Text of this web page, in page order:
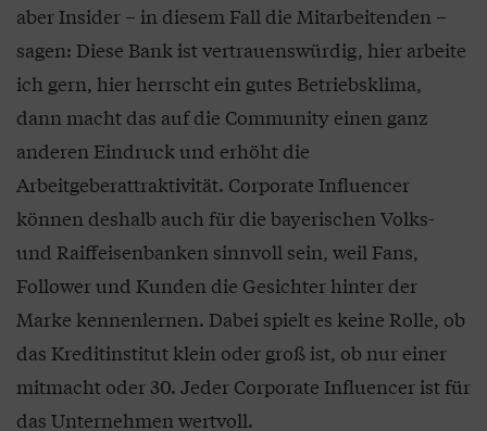
aber Insider – in diesem Fall die Mitarbeitenden –
sagen: Diese Bank ist vertrauenswürdig, hier arbeite
ich gern, hier herrscht ein gutes Betriebsklima,
dann macht das auf die Community einen ganz
anderen Eindruck und erhöht die
Arbeitgeberattraktivität. Corporate Influencer
können deshalb auch für die bayerischen Volks-
und Raiffeisenbanken sinnvoll sein, weil Fans,
Follower und Kunden die Gesichter hinter der
Marke kennenlernen. Dabei spielt es keine Rolle, ob
das Kreditinstitut klein oder groß ist, ob nur einer
mitmacht oder 30. Jeder Corporate Influencer ist für
das Unternehmen wertvoll.